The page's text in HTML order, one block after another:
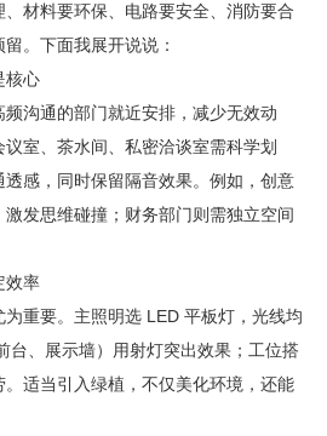
材料要环保、电路要安全、消防要合
。下面我展开说说：
核心
沟通的部门就近安排，减少无效动
室、茶水间、私密洽谈室需科学划
感，同时保留隔音效果。例如，创意
发思维碰撞；财务部门则需独立空间
效率
重要。主照明选 LED 平板灯，光线均
台、展示墙）用射灯突出效果；工位搭
适当引入绿植，不仅美化环境，还能